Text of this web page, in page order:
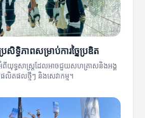
សិទ្ធិភាពសម្រាប់ការច្នៃប្រឌិត
អំពីយុទ្ធសាស្ត្រដែលអាចជួយសហគ្រាសនិងអង្គ
វផលិតផលថ្មីៗ និងសេវាកម្ម។